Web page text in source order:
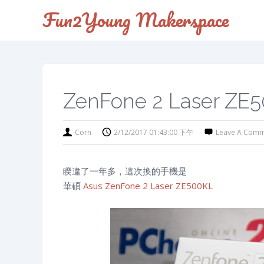
Fun2Young Makerspace
ZenFone 2 Laser
Corn 2/12/2017 01:43:00 下午 Leave A
睽違了一年多，這次換的手機是
華碩 Asus ZenFone 2 Laser ZE500KL